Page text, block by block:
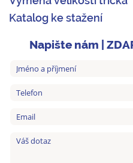
Katalog ke stažení
Napište nám |